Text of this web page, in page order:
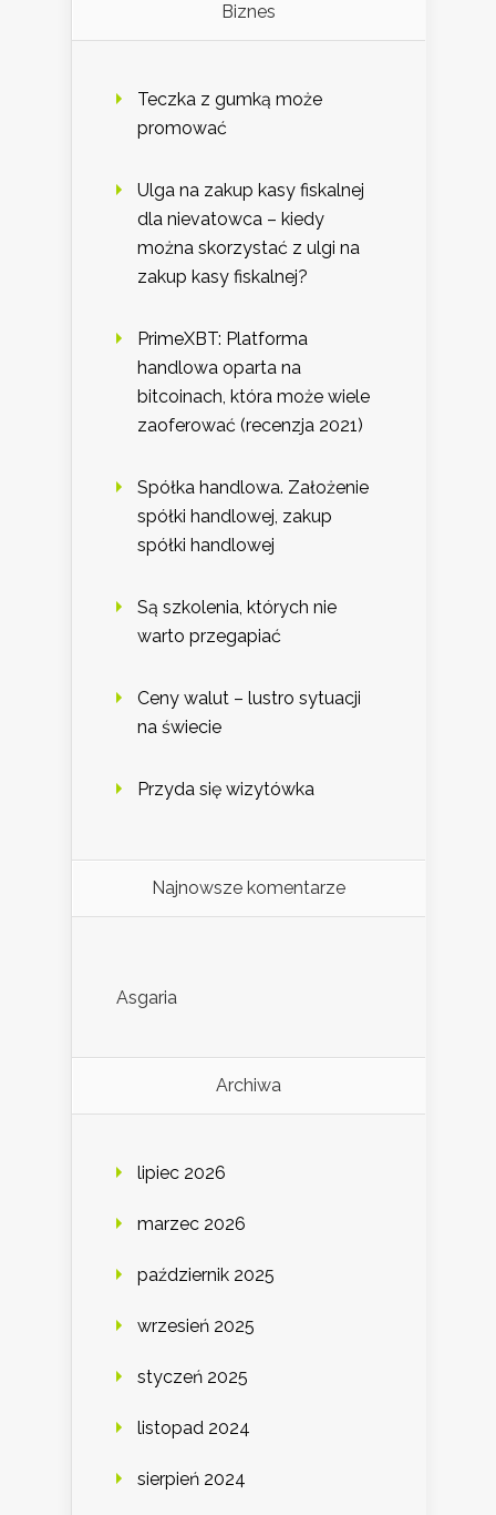
Biznes
Teczka z gumką może
promować
Ulga na zakup kasy fiskalnej
dla nievatowca – kiedy
można skorzystać z ulgi na
zakup kasy fiskalnej?
PrimeXBT: Platforma
handlowa oparta na
bitcoinach, która może wiele
zaoferować (recenzja 2021)
Spółka handlowa. Założenie
spółki handlowej, zakup
spółki handlowej
Są szkolenia, których nie
warto przegapiać
Ceny walut – lustro sytuacji
na świecie
Przyda się wizytówka
Najnowsze komentarze
Asgaria
Archiwa
lipiec 2026
marzec 2026
październik 2025
wrzesień 2025
styczeń 2025
listopad 2024
sierpień 2024